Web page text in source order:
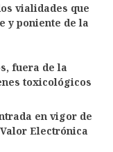
vialidades que
y poniente de la
fuera de la
toxicológicos
en vigor de
Electrónica